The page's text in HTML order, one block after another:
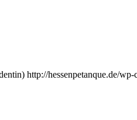
http://hessenpetanque.de/